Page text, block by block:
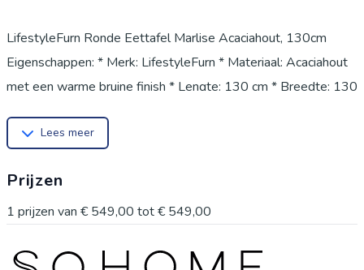
LifestyleFurn Ronde Eettafel Marlise Acaciahout, 130cm
Eigenschappen: * Merk: LifestyleFurn * Materiaal: Acaciahout
met een warme bruine finish * Lengte: 130 cm * Breedte: 130
Hoogte onderkant tafel: 73 cm
Lees meer
Prijzen
1 prijzen van € 549,00 tot€ 549,00